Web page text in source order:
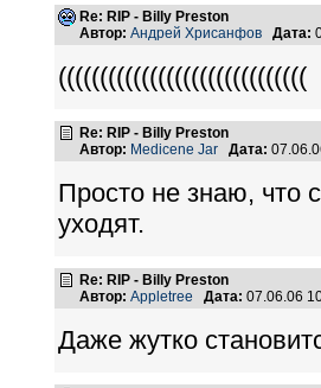
Re: RIP - Billy Preston
Автор: Андрей Хрисанфов Дата:
((((((((((((((((((((((((((((((
Re: RIP - Billy Preston
Автор: Medicene Jar Дата:
Просто не знаю, что
уходят.
Re: RIP - Billy Preston
Автор: Appletree Дата: 07.06.06
Даже жутко